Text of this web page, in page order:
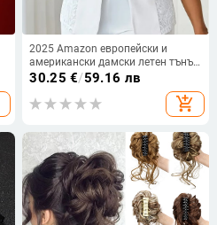
2025 Amazon европейски и
американски дамски летен тънък
полу-снадан дантелен блейзър с
30.25 €/59.16 лв
add_shopping_cart